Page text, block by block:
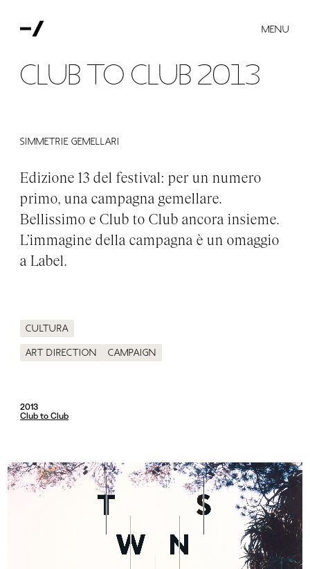
MENU
Club to Club 2013
Cultura
Art direction Campaign
2013
Club to Club
Simmetrie gemellari
Edizione 13 del festival: per un numero
primo, una campagna gemellare.
Bellissimo e Club to Club ancora insieme.
L’immagine della campagna è un omaggio
a Label.